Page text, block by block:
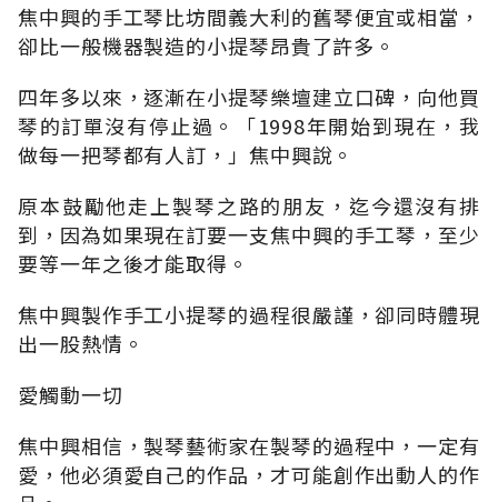
焦中興的手工琴比坊間義大利的舊琴便宜或相當，
卻比一般機器製造的小提琴昂貴了許多。
四年多以來，逐漸在小提琴樂壇建立口碑，向他買
琴的訂單沒有停止過。「1998年開始到現在，我
做每一把琴都有人訂，」焦中興說。
原本鼓勵他走上製琴之路的朋友，迄今還沒有排
到，因為如果現在訂要一支焦中興的手工琴，至少
要等一年之後才能取得。
焦中興製作手工小提琴的過程很嚴謹，卻同時體現
出一股熱情。
愛觸動一切
焦中興相信，製琴藝術家在製琴的過程中，一定有
愛，他必須愛自己的作品，才可能創作出動人的作